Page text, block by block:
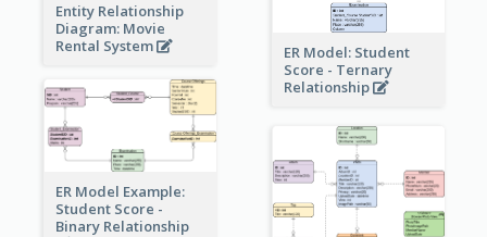
Entity Relationship
Diagram: Movie
Rental System
ER Model: Student
Score - Ternary
Relationship
ER Model Example:
Student Score -
Binary Relationship